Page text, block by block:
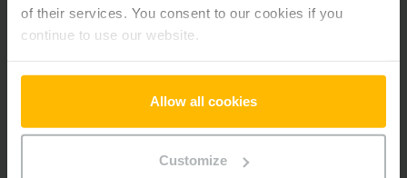
of their services. You consent to our cookies if you
continue to use our website.
Allow all cookies
Customize
Teknisk information
Batteri Bly-syre, 24 V / 465 Ah
Batteriets renoveringsår 2024